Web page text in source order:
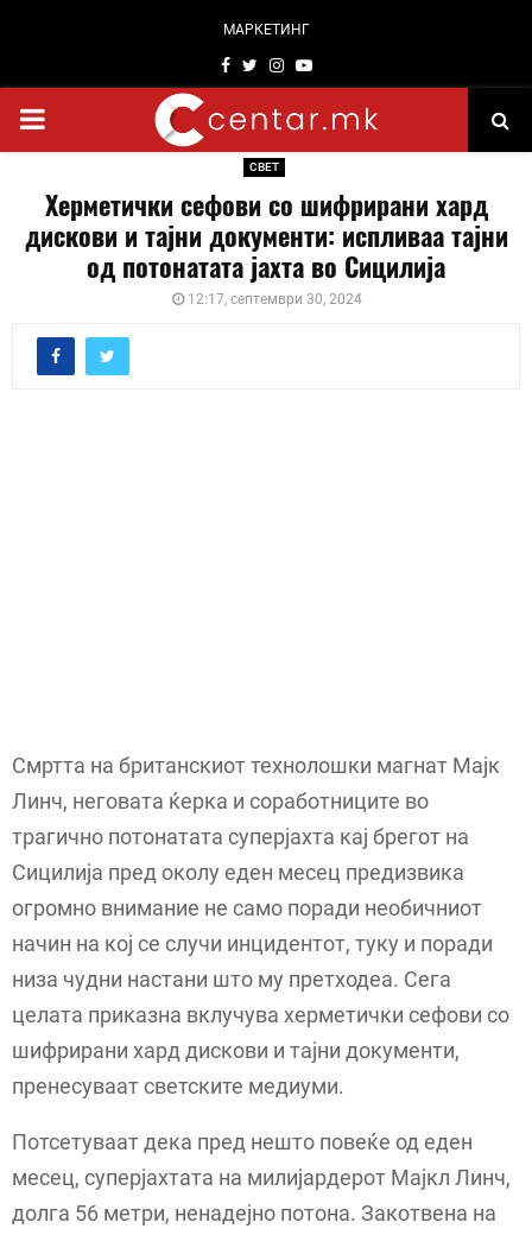
МАРКЕТИНГ
Facebook
TwitterInstagram
Youtube
PRIMARY
СВЕТ
Херметички сефови со шифрирани хард
дискови и тајни документи: испливаа тајни
од потонатата јахта во Сицилија
12:17, септември 30, 2024
Смртта на британскиот технолошки магнат Мајк
Линч, неговата ќерка и соработниците во
трагично потонатата суперјахта кај брегот на
Сицилија пред околу еден месец предизвика
огромно внимание не само поради необичниот
начин на кој се случи инцидентот, туку и поради
низа чудни настани што му претходеа. Сега
целата приказна вклучува херметички сефови со
шифрирани хард дискови и тајни документи,
пренесуваат светските медиуми.
Потсетуваат дека пред нешто повеќе од еден
месец, суперјахтата на милијардерот Мајкл Линч,
долга 56 метри, ненадејно потона. Закотвена на